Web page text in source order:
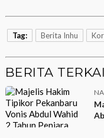
Tag: Berita Inhu
BERITA